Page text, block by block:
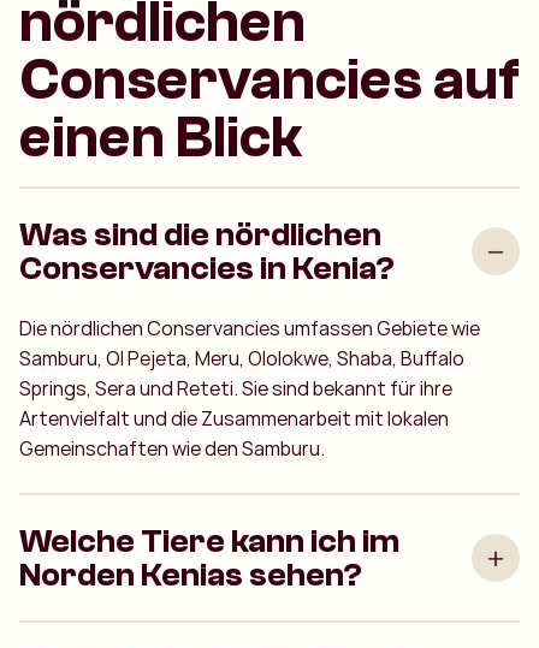
nördlichen
Conservancies auf
einen Blick
Was sind die nördlichen
Conservancies in Kenia?
Die nördlichen Conservancies umfassen Gebiete wie
Samburu, Ol Pejeta, Meru, Ololokwe, Shaba, Buffalo
Springs, Sera und Reteti. Sie sind bekannt für ihre
Artenvielfalt und die Zusammenarbeit mit lokalen
Gemeinschaften wie den Samburu.
Welche Tiere kann ich im
Norden Kenias sehen?